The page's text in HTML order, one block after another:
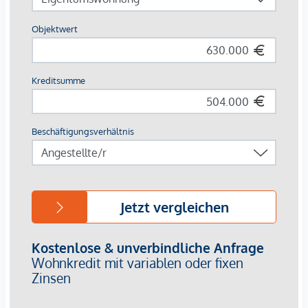
Vorraum
Garderobe
1 Büro/ Zimmer
großzügiger Wohn/Essbereich mit Zugang zum
Obergeschoss:
Vorraum
Badezimmer mit Dusche und Badewanne
zwei Kinderzimmer
Kellergeschoss: